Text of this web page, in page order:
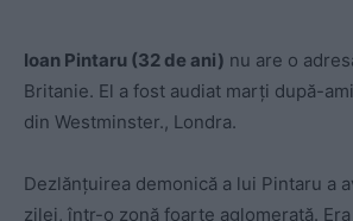
Ioan Pintaru (32 de ani) nu are o
Britanie. El a fost audiat marţi după-
din Westminster., Londra.
Dezlănțuirea demonică a lui Pintaru a
zilei, într-o zonă foarte aglomerată. Era